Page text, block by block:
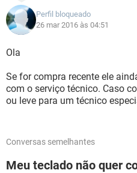
Perfil bloqueado
26 mar 2016 às 04:51
Ola
Se for compra recente ele
com o serviço técnico. Caso
ou leve para um técnico
Conversas semelhantes
Meu teclado não quer